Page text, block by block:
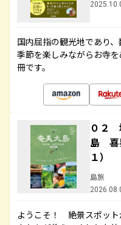
国内屈指の観光地であり
季節を楽しみながらお寺
冊です。
０２
島 喜
１）
島旅
ようこそ！ 絶景スポット